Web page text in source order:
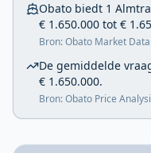
Obato biedt 1
€ 1.650.000 tot €
Bron: Obato Market Data
De gemiddelde
€ 1.650.000.
Bron: Obato Price